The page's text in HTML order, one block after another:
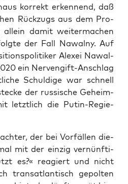
kor­rekt erken­nend, daß
Rück­zugs aus dem Pro­
damit wei­ter­ma­chen
der Fall Nawal­ny. Auf
Alex­ei Nawal­
ein Ner­ven­gift-Anschlag
Schul­di­ge war schnell
der rus­si­sche Geheim­
letzt­lich die Putin-Regie­
der bei Vor­fäl­len die­
mit der ein­zig ver­nünf­ti­
es?« reagiert und nicht
trans­at­lan­tisch gepol­ten